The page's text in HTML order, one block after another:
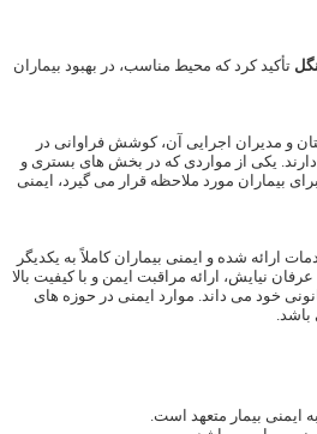
تأکید کرد که محیط مناسب، در بهبود بیماران
و مدیران اجرایی آن، کوشش فراوانی در
دارند. یکی از مواردی که در بخش های بستری و
بیماران مورد ملاحظه قرار می گیرد، ایمنی
ارائه شده و ایمنی بیماران کاملاً به یکدیگر
نیایش، ارائه مراقبت ایمن و با کیفیت بالا
خود می داند. موارد ایمنی در حوزه های
ایمنی بیمار متعهد است.